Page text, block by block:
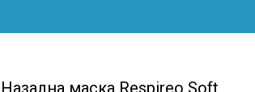
Назална маска Respireo Soft